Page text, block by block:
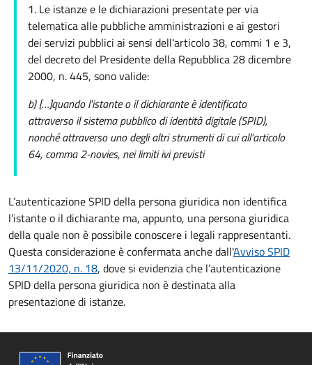
1. Le istanze e le dichiarazioni presentate per via
telematica alle pubbliche amministrazioni e ai gestori
dei servizi pubblici ai sensi dell'articolo 38, commi 1 e 3,
del decreto del Presidente della Repubblica 28 dicembre
2000, n. 445, sono valide:
b) […]quando l'istante o il dichiarante è identificato
attraverso il sistema pubblico di identità digitale (SPID),
nonché attraverso uno degli altri strumenti di cui all'articolo
64, comma 2-novies, nei limiti ivi previsti
L’autenticazione SPID della persona giuridica non identifica
l’istante o il dichiarante ma, appunto, una persona giuridica
della quale non è possibile conoscere i legali rappresentanti.
Questa considerazione è confermata anche dall'Avviso SPID
13/11/2020, n. 18, dove si evidenzia che l’autenticazione
SPID della persona giuridica non è destinata alla
presentazione di istanze.